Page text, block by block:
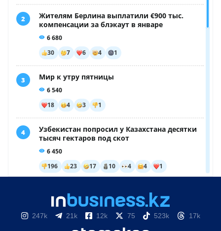
247k 21k 12k 75 523k 17k